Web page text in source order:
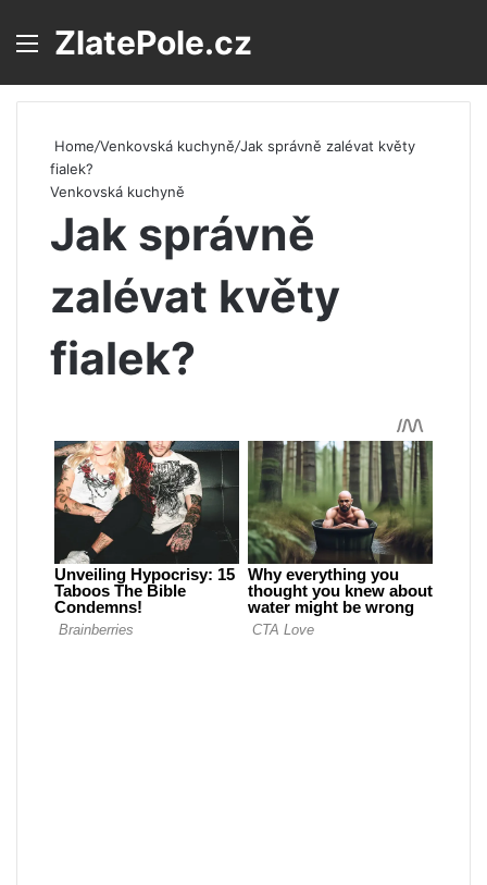
Menu
ZlatePole.cz
Home/Venkovská kuchyně/Jak správně zalévat květy
fialek?
Venkovská kuchyně
Jak správně
zalévat květy
fialek?